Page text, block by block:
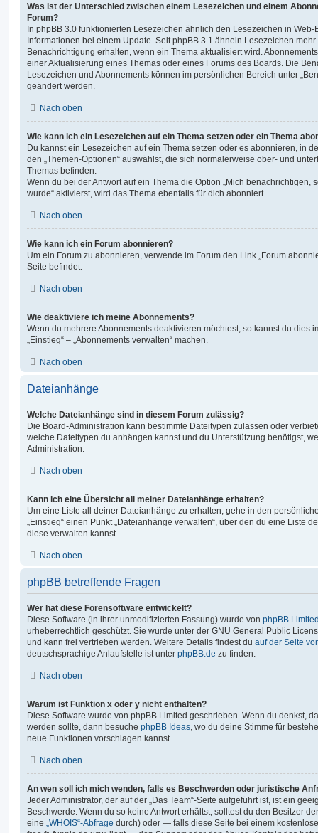
Was ist der Unterschied zwischen einem Lesezeichen und einem
Forum?
In phpBB 3.0 funktionierten Lesezeichen ähnlich den Lesezeichen in
Informationen bei einem Update. Seit phpBB 3.1 ähneln Lesezeichen
Benachrichtigung erhalten, wenn ein Thema aktualisiert wird.
einer Aktualisierung eines Themas oder eines Forums des Boards. Die
Lesezeichen und Abonnements können im persönlichen Bereich unter
geändert werden.
Nach oben
Wie kann ich ein Lesezeichen auf ein Thema setzen oder ein Thema
Du kannst ein Lesezeichen auf ein Thema setzen oder es abonnieren, in
den „Themen-Optionen“ auswählst, die sich normalerweise ober- und
Themas befinden.
Wenn du bei der Antwort auf ein Thema die Option „Mich benachrichtigen,
wurde“ aktivierst, wird das Thema ebenfalls für dich abonniert.
Nach oben
Wie kann ich ein Forum abonnieren?
Um ein Forum zu abonnieren, verwende im Forum den Link „Forum
Seite befindet.
Nach oben
Wie deaktiviere ich meine Abonnements?
Wenn du mehrere Abonnements deaktivieren möchtest, so kannst du dies
„Einstieg“ – „Abonnements verwalten“ machen.
Nach oben
Dateianhänge
Welche Dateianhänge sind in diesem Forum zulässig?
Die Board-Administration kann bestimmte Dateitypen zulassen oder
welche Dateitypen du anhängen kannst und du Unterstützung benötigst,
Administration.
Nach oben
Kann ich eine Übersicht all meiner Dateianhänge erhalten?
Um eine Liste all deiner Dateianhänge zu erhalten, gehe in den
„Einstieg“ einen Punkt „Dateianhänge verwalten“, über den du eine Liste
diese verwalten kannst.
Nach oben
phpBB betreffende Fragen
Wer hat diese Forensoftware entwickelt?
Diese Software (in ihrer unmodifizierten Fassung) wurde von phpBB
urheberrechtlich geschützt. Sie wurde unter der GNU General Public
und kann frei vertrieben werden. Weitere Details findest du auf der Seite
deutschsprachige Anlaufstelle ist unter phpBB.de zu finden.
Nach oben
Warum ist Funktion x oder y nicht enthalten?
Diese Software wurde von phpBB Limited geschrieben. Wenn du denkst,
werden sollte, dann besuche phpBB Ideas , wo du deine Stimme für
neue Funktionen vorschlagen kannst.
Nach oben
An wen soll ich mich wenden, falls es Beschwerden oder juristische
Jeder Administrator, der auf der „Das Team“-Seite aufgeführt ist, ist ein
Beschwerde. Wenn du so keine Antwort erhältst, solltest du den Besitzer
eine „WHOIS“-Abfrage durch) oder — falls diese Seite bei einem